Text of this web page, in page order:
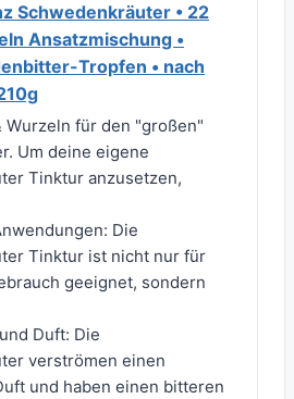
Schwedenkräuter • 22
Ansatzmischung •
Tropfen • nach
Wurzeln für den "großen"
Um deine eigene
Tinktur anzusetzen,
Die
Tinktur ist nicht nur für
geeignet, sondern
Duft: Die
verströmen einen
und haben einen bitteren